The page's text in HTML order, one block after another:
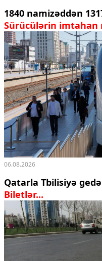
1840 namizəddən
Sürücülərin imtahan
06.08.2026
Qatarla Tbilisiyə
Biletlər...